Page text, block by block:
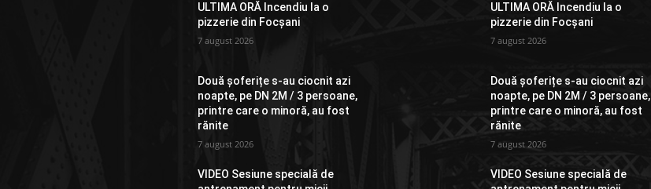
ULTIMA ORĂ Incendiu la o
pizzerie din Focșani
7 august 2026
Două șoferițe s-au ciocnit azi
noapte, pe DN 2M / 3 persoane,
printre care o minoră, au fost
rănite
7 august 2026
VIDEO Sesiune specială de
ULTIMA ORĂ Incendiu la o
pizzerie din Focșani
7 august 2026
Două șoferițe s-au ciocnit azi
noapte, pe DN 2M / 3 persoane,
printre care o minoră, au fost
rănite
7 august 2026
VIDEO Sesiune specială de